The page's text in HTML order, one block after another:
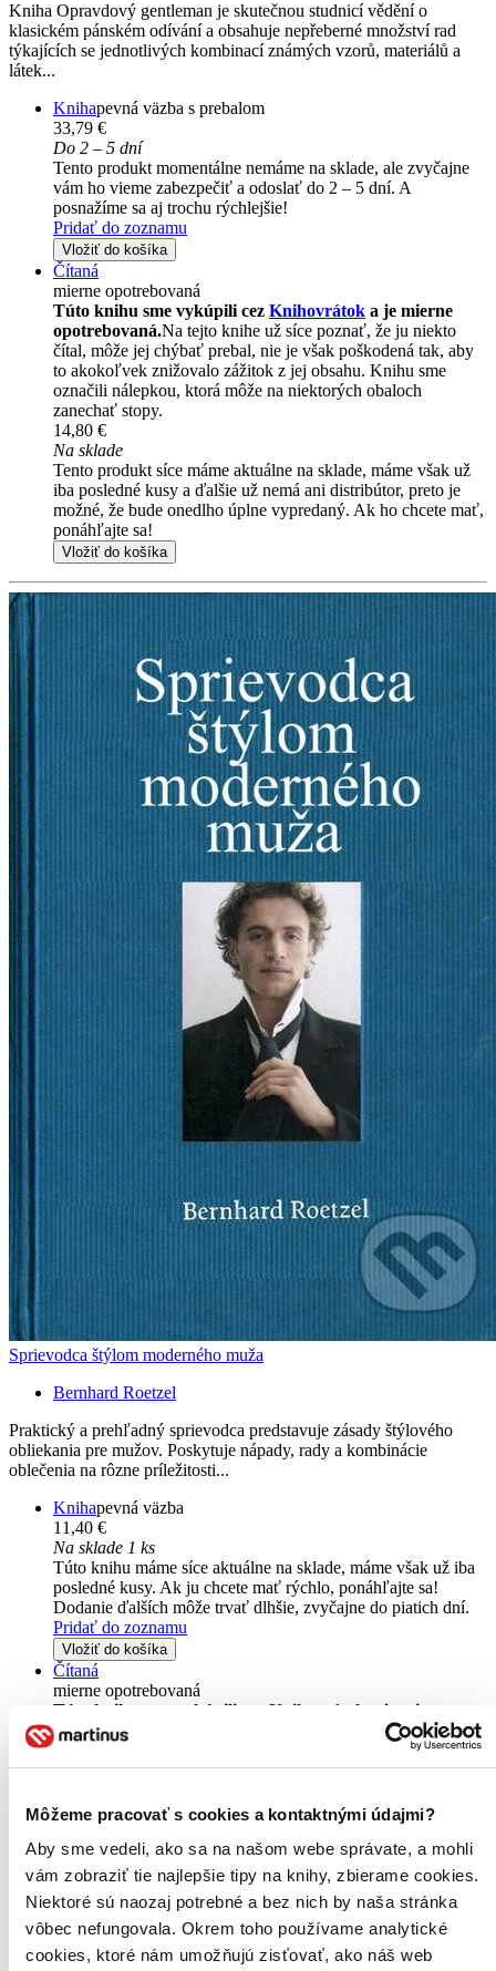
Môžeme pracovať s cookies a kontaktnými údajmi?
Aby sme vedeli, ako sa na našom webe správate, a mohli
vám zobraziť tie najlepšie tipy na knihy, zbierame cookies.
Niektoré sú naozaj potrebné a bez nich by naša stránka
vôbec nefungovala. Okrem toho používame analytické
cookies, ktoré nám umožňujú zisťovať, ako náš web
Kniha Opravdový gentleman je skutečnou studnicí vědění o
klasickém pánském odívání a obsahuje nepřeberné množství rad
týkajících se jednotlivých kombinací známých vzorů, materiálů a
látek...
Knihapevná väzba s prebalom
33,79 €
Do 2 – 5 dní
Tento produkt momentálne nemáme na sklade, ale zvyčajne
vám ho vieme zabezpečiť a odoslať do 2 – 5 dní. A
posnažíme sa aj trochu rýchlejšie!
Pridať do zoznamu
Vložiť do košíka
Čítaná
mierne opotrebovaná
Túto knihu sme vykúpili cez Knihovrátok a je mierne
opotrebovaná.Na tejto knihe už síce poznať, že ju niekto
čítal, môže jej chýbať prebal, nie je však poškodená tak, aby
to akokoľvek znižovalo zážitok z jej obsahu. Knihu sme
označili nálepkou, ktorá môže na niektorých obaloch
zanechať stopy.
14,80 €
Na sklade
Tento produkt síce máme aktuálne na sklade, máme však už
iba posledné kusy a ďalšie už nemá ani distribútor, preto je
možné, že bude onedlho úplne vypredaný. Ak ho chcete mať,
ponáhľajte sa!
Vložiť do košíka
Sprievodca štýlom moderného muža
Bernhard Roetzel
Praktický a prehľadný sprievodca predstavuje zásady štýlového
obliekania pre mužov. Poskytuje nápady, rady a kombinácie
oblečenia na rôzne príležitosti...
Knihapevná väzba
11,40 €
Na sklade 1 ks
Túto knihu máme síce aktuálne na sklade, máme však už iba
posledné kusy. Ak ju chcete mať rýchlo, ponáhľajte sa!
Dodanie ďalších môže trvať dlhšie, zvyčajne do piatich dní.
Pridať do zoznamu
Vložiť do košíka
Čítaná
mierne opotrebovaná
Túto knihu sme vykúpili cez Knihovrátok
a je mierne
opotrebovaná.
Na tejto knihe už síce poznať, že ju niekto
čítal, môže jej chýbať prebal, nie je však poškodená tak, aby
to akokoľvek znižovalo zážitok z jej obsahu. Knihu sme
zanechať stopy.
Na sklade
Tento produkt síce máme aktuálne na sklade, máme však už
iba posledné kusy a ďalšie už nemá ani distribútor, preto je
možné, že bude onedlho úplne vypredaný. Ak ho chcete mať,
ponáhľajte sa!
Vložiť do košíka